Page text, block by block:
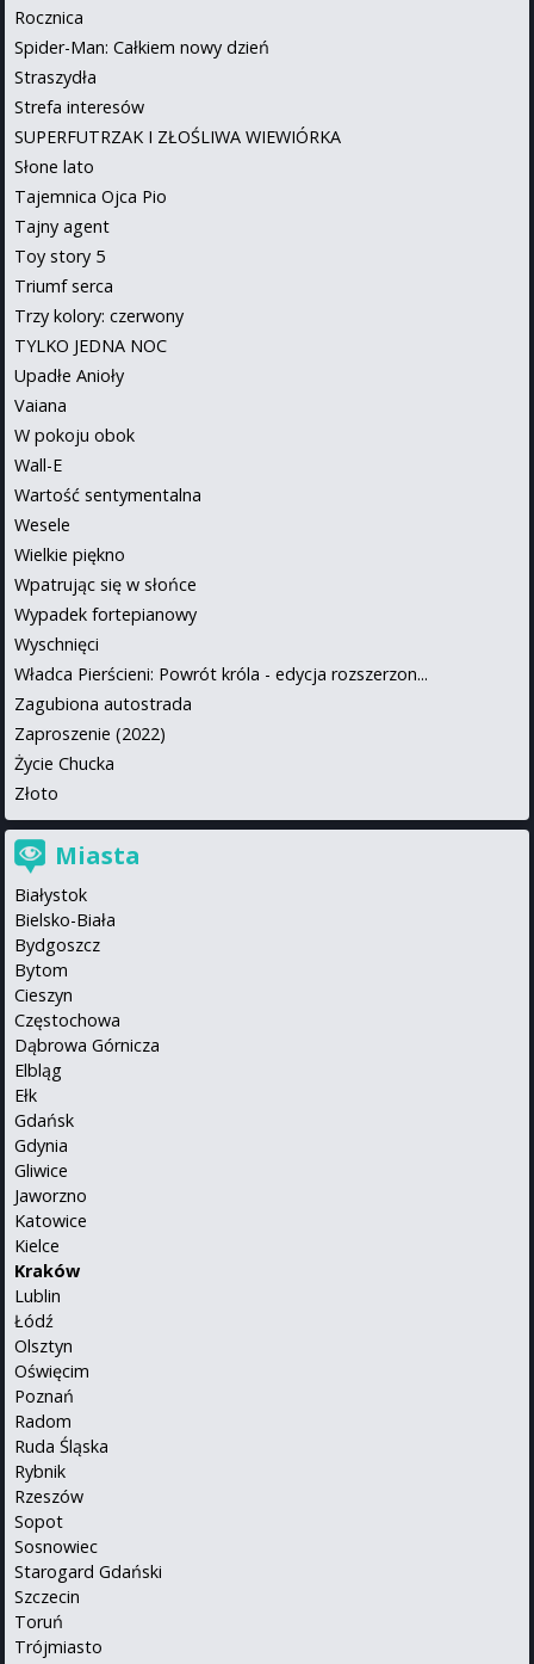
Rocznica
Spider-Man: Całkiem nowy dzień
Straszydła
Strefa interesów
SUPERFUTRZAK I ZŁOŚLIWA WIEWIÓRKA
Słone lato
Tajemnica Ojca Pio
Tajny agent
Toy story 5
Triumf serca
Trzy kolory: czerwony
TYLKO JEDNA NOC
Upadłe Anioły
Vaiana
W pokoju obok
Wall-E
Wartość sentymentalna
Wesele
Wielkie piękno
Wpatrując się w słońce
Wypadek fortepianowy
Wyschnięci
Władca Pierścieni: Powrót króla - edycja rozszerzon...
Zagubiona autostrada
Zaproszenie (2022)
Życie Chucka
Złoto
Miasta
Białystok
Bielsko-Biała
Bydgoszcz
Bytom
Cieszyn
Częstochowa
Dąbrowa Górnicza
Elbląg
Ełk
Gdańsk
Gdynia
Gliwice
Jaworzno
Katowice
Kielce
Kraków
Lublin
Łódź
Olsztyn
Oświęcim
Poznań
Radom
Ruda Śląska
Rybnik
Rzeszów
Sopot
Sosnowiec
Starogard Gdański
Szczecin
Toruń
Trójmiasto